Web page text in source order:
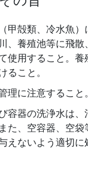
甲殻類、冷水魚）
、養殖池等に飛散
使用すること。
ること。
理に注意すること。
容器の洗浄水は、
た、空容器、空袋
えないよう適切に